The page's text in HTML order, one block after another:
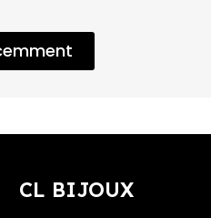
CL BIJOUX